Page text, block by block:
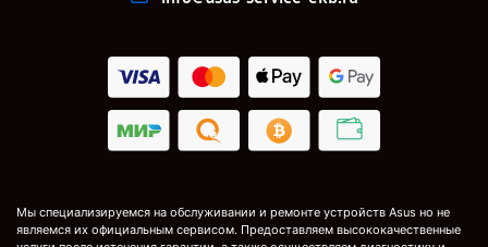
Мы специализируемся на обслуживании и ремонте устройств Asus но не
являемся их официальным сервисом. Предоставляем высококачественные